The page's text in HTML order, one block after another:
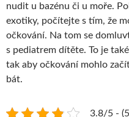
nudit u bazénu či u moře.
exotiky, počítejte s tím, že
očkování. Na tom se
s pediatrem dítěte. To je
tak aby očkování mohlo
bát.
3.8/5 -